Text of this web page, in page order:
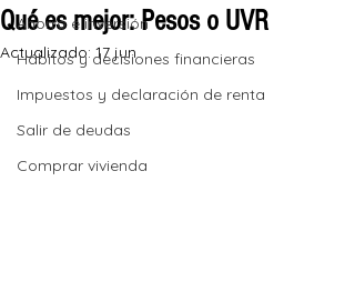
Ahorro e inversión
Hábitos y decisiones financieras
Impuestos y declaración de renta
Salir de deudas
Comprar vivienda
Qué es mejor: Pesos o UVR
Actualizado:17 jun